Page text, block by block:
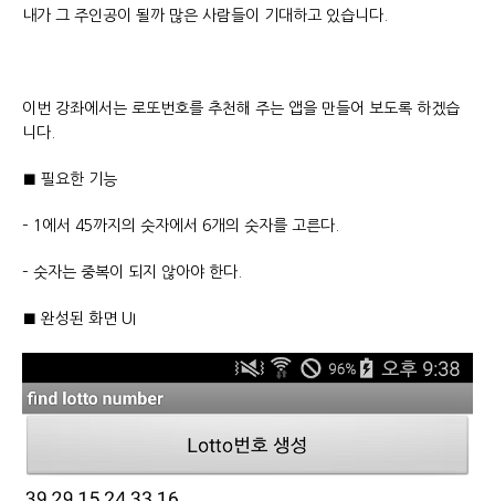
내가 그 주인공이 될까 많은 사람들이 기대하고 있습니다.
이번 강좌에서는 로또번호를 추천해 주는 앱을 만들어 보도록 하겠습
니다.
■ 필요한 기능
– 1에서 45까지의 숫자에서 6개의 숫자를 고른다.
– 숫자는 중복이 되지 않아야 한다.
■ 완성된 화면 UI